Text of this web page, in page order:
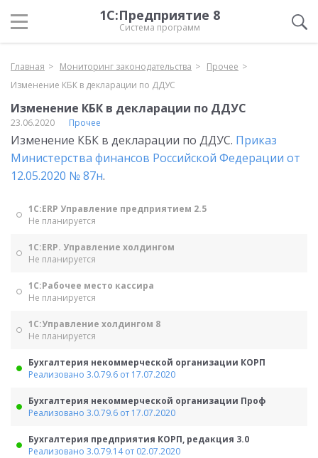
1С:Предприятие 8
Система программ
Главная Мониторинг законодательства
Прочее
Изменение КБК в декларации по ДДУС
Изменение КБК в декларации по ДДУС
23.06.2020 Прочее
Изменение КБК в декларации по ДДУС. Приказ
Министерства финансов Российской Федерации от
12.05.2020 № 87н.
1С:ERP Управление предприятием 2.5
Не планируется
1С:ERP. Управление холдингом
Не планируется
1С:Рабочее место кассира
Не планируется
1С:Управление холдингом 8
Не планируется
Бухгалтерия некоммерческой организации КОРП
Реализовано 3.0.79.6 от 17.07.2020
Бухгалтерия некоммерческой организации Проф
Реализовано 3.0.79.6 от 17.07.2020
Бухгалтерия предприятия КОРП, редакция 3.0
Реализовано 3.0.79.14 от 02.07.2020